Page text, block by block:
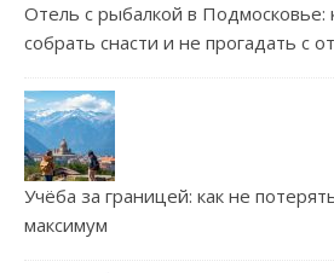
Отель с рыбалкой в Подмосковье:
собрать снасти и не прогадать с
Учёба за границей: как не
максимум